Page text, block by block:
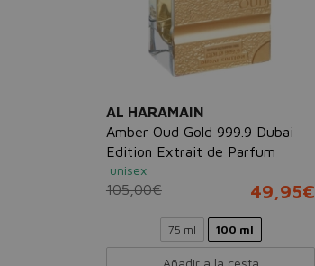
AL HARAMAIN
Amber Oud Gold 999.9 Dubai
Edition Extrait de Parfum
unisex
105,00€ 49,95€
75 ml 100 ml